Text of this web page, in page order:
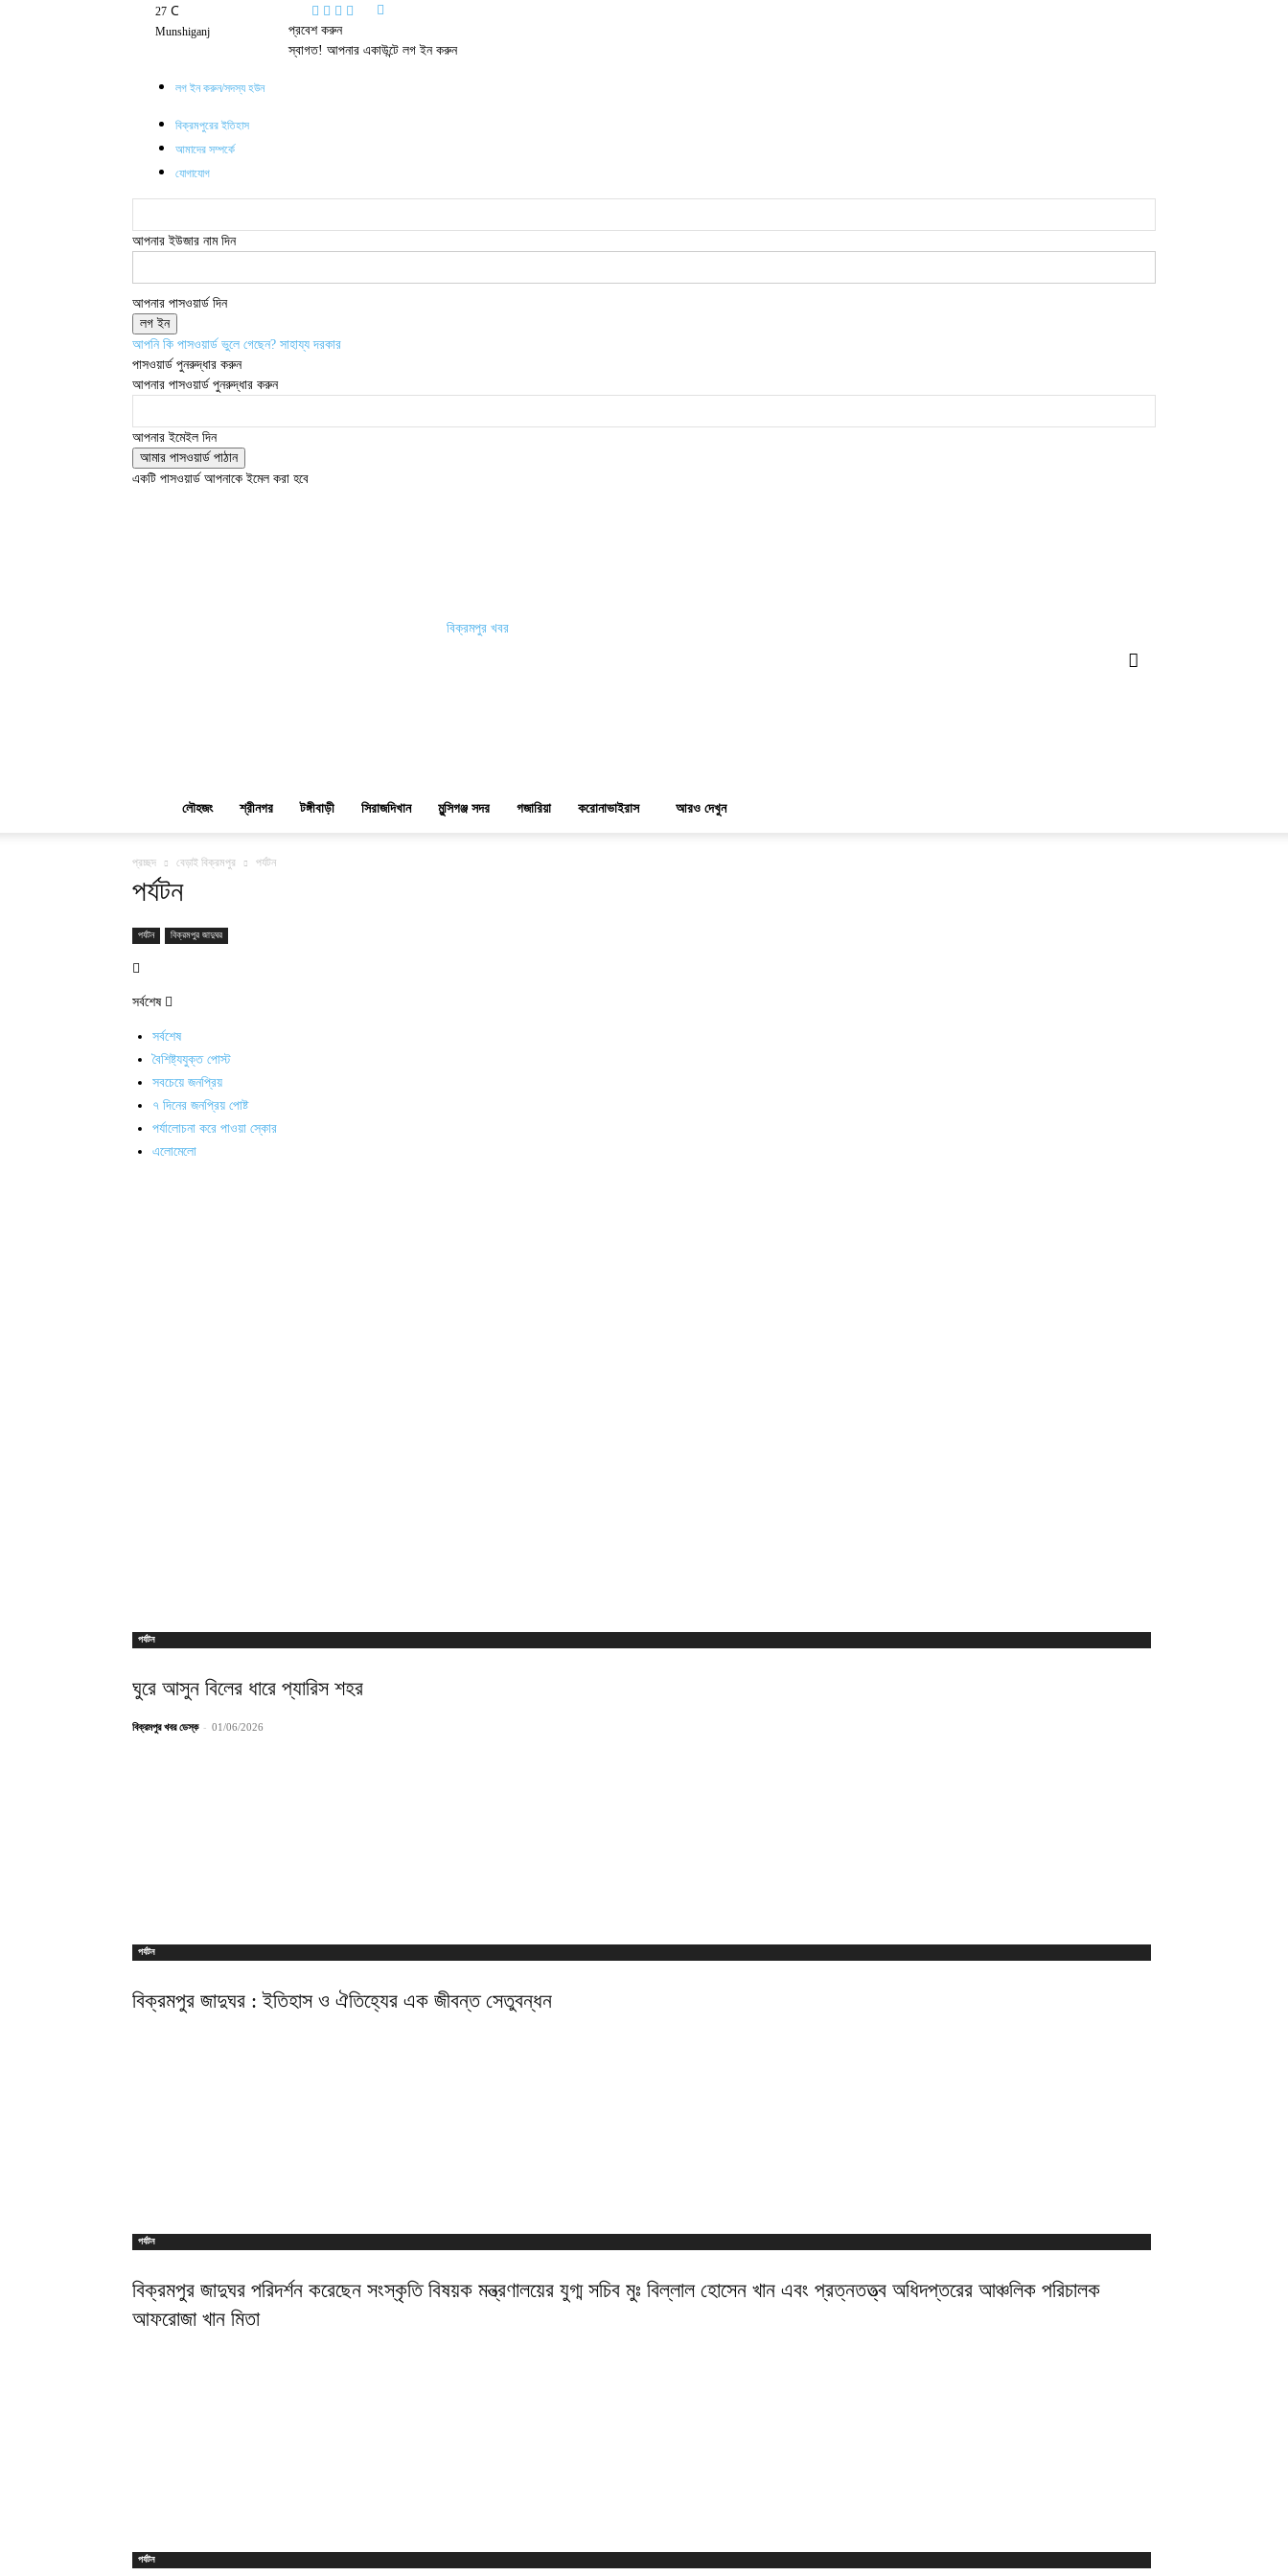
27 C
Munshiganj
লগ ইন করুন/সদস্য হউন
বিক্রমপুরের ইতিহাস
আমাদের সম্পর্কে
যোগাযোগ
প্রবেশ করুন
স্বাগত! আপনার একাউন্টে লগ ইন করুন
আপনার ইউজার নাম দিন
আপনার পাসওয়ার্ড দিন
আপনি কি পাসওয়ার্ড ভুলে গেছেন? সাহায্য দরকার
পাসওয়ার্ড পুনরুদ্ধার করুন
আপনার পাসওয়ার্ড পুনরুদ্ধার করুন
আপনার ইমেইল দিন
একটি পাসওয়ার্ড আপনাকে ইমেল করা হবে
বিক্রমপুর খবর
লৌহজং শ্রীনগর টঙ্গীবাড়ী সিরাজদিখান মুন্সিগঞ্জ সদর গজারিয়া করোনাভাইরাস আরও দেখুন
প্রচ্ছদ বেড়াই বিক্রমপুর পর্যটন
পর্যটন
পর্যটন বিক্রমপুর জাদুঘর
সর্বশেষ
সর্বশেষ
বৈশিষ্ট্যযুক্ত পোস্ট
সবচেয়ে জনপ্রিয়
৭ দিনের জনপ্রিয় পোষ্ট
পর্যালোচনা করে পাওয়া স্কোর
এলোমেলো
পর্যটন
ঘুরে আসুন বিলের ধারে প্যারিস শহর
বিক্রমপুর খবর ডেস্ক - 01/06/2026
পর্যটন
বিক্রমপুর জাদুঘর : ইতিহাস ও ঐতিহ্যের এক জীবন্ত সেতুবন্ধন
পর্যটন
বিক্রমপুর জাদুঘর পরিদর্শন করেছেন সংস্কৃতি বিষয়ক মন্ত্রণালয়ের যুগ্ম সচিব মুঃ বিল্লাল হোসেন খান এবং প্রত্নতত্ত্ব অধিদপ্তরের আঞ্চলিক পরিচালক
আফরোজা খান মিতা
পর্যটন